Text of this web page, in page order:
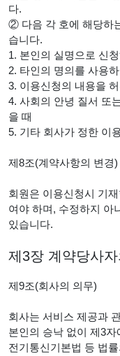
다.
② 다음 각 호에 해당하
습니다.
1. 본인의 실명으로 신
2. 타인의 명의를 사용
3. 이용신청의 내용을
4. 사회의 안녕 질서 또
을 때
5. 기타 회사가 정한 이
제8조(계약사항의 변경)
회원은 이용신청시 기
여야 하며, 수정하지 아
있습니다.
제3장 계약당사
제9조(회사의 의무)
회사는 서비스 제공과
본인의 승낙 없이 제3
전기통신기본법 등 법